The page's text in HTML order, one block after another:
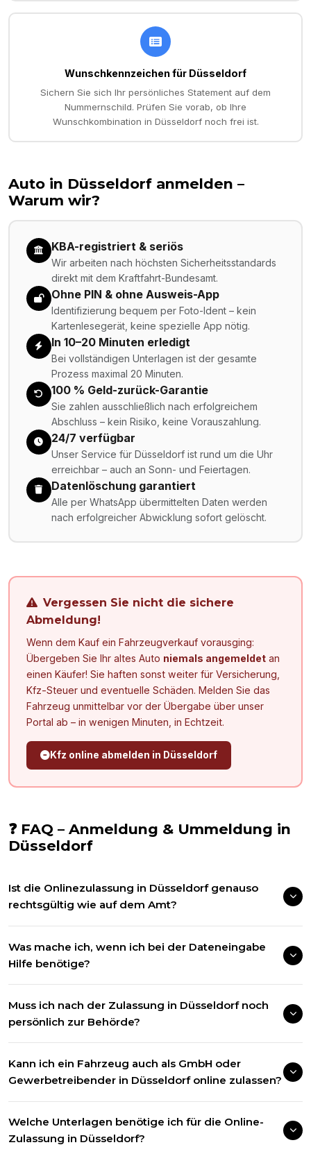
Wunschkennzeichen für Düsseldorf
Sichern Sie sich Ihr persönliches Statement auf dem
Nummernschild. Prüfen Sie vorab, ob Ihre
Wunschkombination in Düsseldorf noch frei ist.
Auto in Düsseldorf anmelden –
Warum wir?
KBA-registriert & seriös
Wir arbeiten nach höchsten Sicherheitsstandards
direkt mit dem Kraftfahrt-Bundesamt.
Ohne PIN & ohne Ausweis-App
Identifizierung bequem per Foto-Ident – kein
Kartenlesegerät, keine spezielle App nötig.
In 10–20 Minuten erledigt
Bei vollständigen Unterlagen ist der gesamte
Prozess maximal 20 Minuten.
100 % Geld-zurück-Garantie
Sie zahlen ausschließlich nach erfolgreichem
Abschluss – kein Risiko, keine Vorauszahlung.
24/7 verfügbar
Unser Service für Düsseldorf ist rund um die Uhr
erreichbar – auch an Sonn- und Feiertagen.
Datenlöschung garantiert
Alle per WhatsApp übermittelten Daten werden
nach erfolgreicher Abwicklung sofort gelöscht.
Vergessen Sie nicht die sichere
Abmeldung!
Wenn dem Kauf ein Fahrzeugverkauf vorausging:
Übergeben Sie Ihr altes Auto niemals angemeldetan
einen Käufer! Sie haften sonst weiter für Versicherung,
Kfz-Steuer und eventuelle Schäden. Melden Sie das
Fahrzeug unmittelbar vor der Übergabe über unser
Portal ab – in wenigen Minuten, in Echtzeit.
Kfz online abmelden in Düsseldorf
❓ FAQ – Anmeldung & Ummeldung in
Düsseldorf
Ist die Onlinezulassung in Düsseldorf genauso
rechtsgültig wie auf dem Amt?
Was mache ich, wenn ich bei der Dateneingabe
Hilfe benötige?
Muss ich nach der Zulassung in Düsseldorf noch
persönlich zur Behörde?
Kann ich ein Fahrzeug auch als GmbH oder
Gewerbetreibender in Düsseldorf online zulassen?
Welche Unterlagen benötige ich für die Online-
Zulassung in Düsseldorf?